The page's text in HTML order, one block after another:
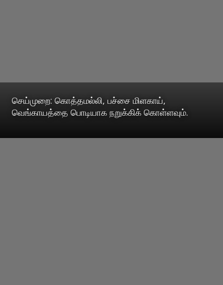
செய்முறை: கொத்தமல்லி, பச்சை மிளகாய்,
வெங்காயத்தை பொடியாக நறுக்கிக் கொள்ளவும்.